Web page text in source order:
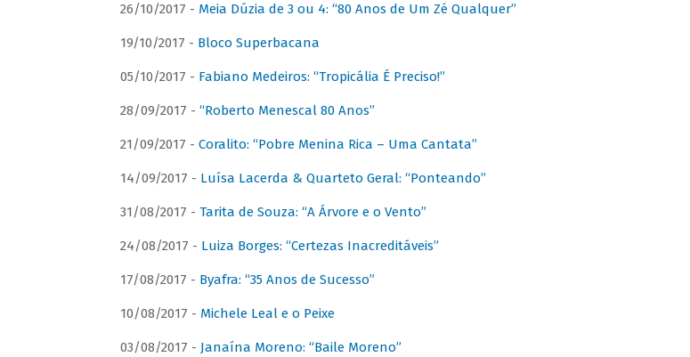
26/10/2017 - Meia Dúzia de 3 ou 4: “80 Anos de Um Zé Qualquer”
19/10/2017 - Bloco Superbacana
05/10/2017 - Fabiano Medeiros: “Tropicália É Preciso!”
28/09/2017 - “Roberto Menescal 80 Anos”
21/09/2017 - Coralito: “Pobre Menina Rica – Uma Cantata”
14/09/2017 - Luísa Lacerda & Quarteto Geral: “Ponteando”
31/08/2017 - Tarita de Souza: “A Árvore e o Vento”
24/08/2017 - Luiza Borges: “Certezas Inacreditáveis”
17/08/2017 - Byafra: “35 Anos de Sucesso”
10/08/2017 - Michele Leal e o Peixe
03/08/2017 - Janaína Moreno: “Baile Moreno”